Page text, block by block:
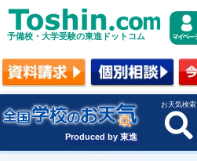
予備校・大学受験の東進ドットコム
Produced by 東進
お天気検索